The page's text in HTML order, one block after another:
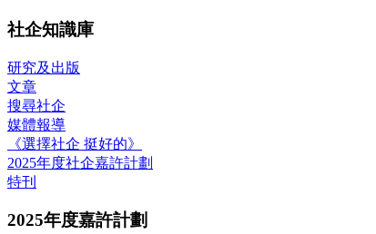
社企知識庫
研究及出版
文章
搜尋社企
媒體報導
《選擇社企 挺好的》
2025年度社企嘉許計劃
特刊
2025年度嘉許計劃